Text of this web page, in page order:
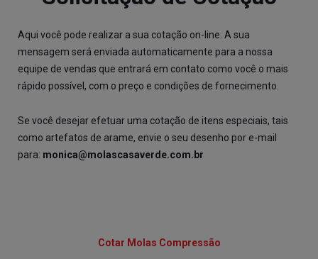
Aqui você pode realizar a sua cotação on-line. A sua
mensagem será enviada automaticamente para a nossa
equipe de vendas que entrará em contato como você o mais
rápido possível, com o preço e condições de fornecimento.
Se você desejar efetuar uma cotação de itens especiais, tais
como artefatos de arame, envie o seu desenho por e-mail
para: monica@molascasaverde.com.br
Cotar Molas Compressão